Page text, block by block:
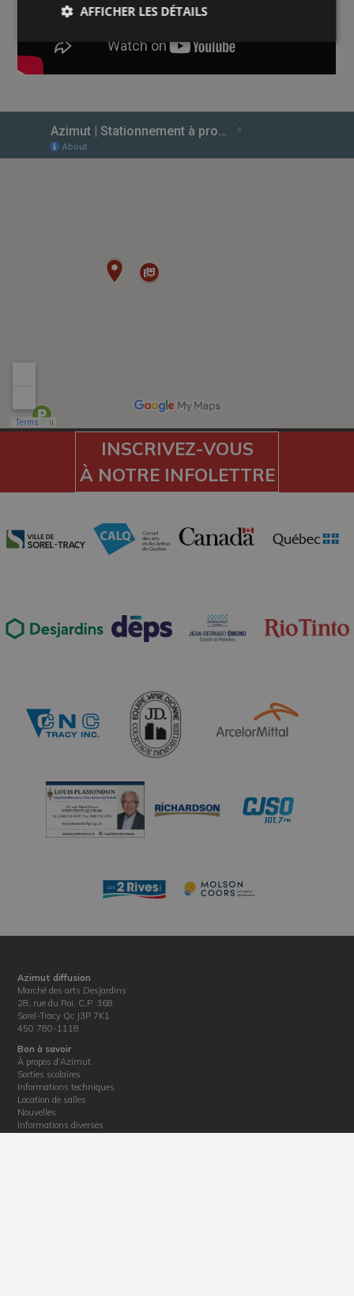
INSCRIVEZ-VOUS
À NOTRE INFOLETTRE
Azimut diffusion
Marché des arts Desjardins
28, rue du Roi, C.P. 368
Sorel-Tracy Qc J3P 7K1
450 780-1118
Bon à savoir
À propos d’Azimut
Sorties scolaires
Informations techniques
Location de salles
Nouvelles
Informations diverses
AFFICHER LES DÉTAILS